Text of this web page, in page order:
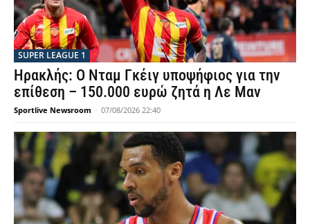
SUPER LEAGUE 1
Ηρακλής: Ο Νταμ Γκέιγ υποψήφιος για την
επίθεση – 150.000 ευρώ ζητά η Λε Μαν
Sportlive Newsroom - 07/08/2026 22:40